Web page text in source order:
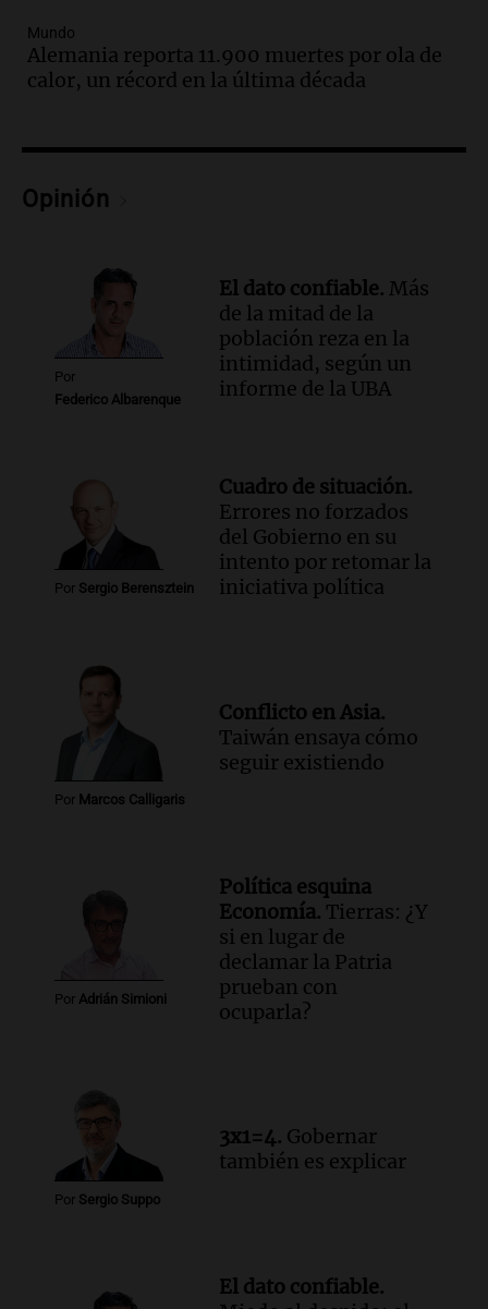
Episodios
Audio.Exigen justicia por Débora:
"Lamentablemente nadie va a
Audio.
Desayuno de Juntos
Episodios
Audio.
Una mujer fallece tras vuelco de
vehículo en la Circunvalación Este-
Oeste en Salta
Panorama Federal
en la Circunvalación Este-Oeste de
Salta
Panorama Federal
Episodios
Audio.El Polo Obrero marcha en
Panorama Federal
Audio.
La marcha de gremios y
organizaciones sociales por San
Cayetano avanza hacia el Monumento
Noticias Rosario
Mundo
Alemania reporta 11.900 muertes por ola de
calor, un récord en la última década
Opinión
Por
Federico Albarenque
El dato confiable. Más
de la mitad de la
población reza en la
intimidad, según un
informe de la UBA
Por Sergio Berensztein
Cuadro de situación.
Errores no forzados
del Gobierno en su
intento por retomar la
iniciativa política
Por Marcos Calligaris
Conflicto en Asia.
Taiwán ensaya cómo
seguir existiendo
Por Adrián Simioni
Política esquina
Economía. Tierras: ¿Y
si en lugar de
declamar la Patria
prueban con
ocuparla?
Por Sergio Suppo
3x1=4. Gobernar
también es explicar
El dato confiable.